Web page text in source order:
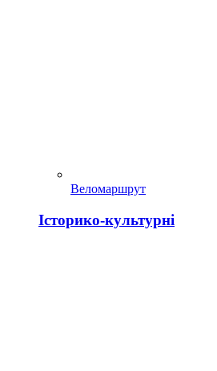
Веломаршрут
Історико-культурні